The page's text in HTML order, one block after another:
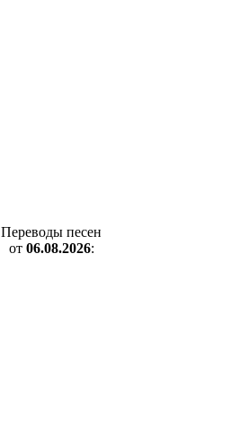
Переводы песен
от 06.08.2026: